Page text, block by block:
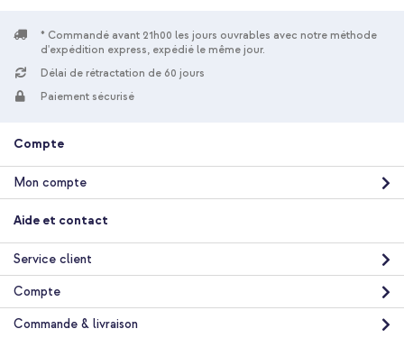
Acheter
Livraison
gratuite
MagSafe Apple iPhone 14 Pro - Nude + Wireless Charger USB-C
- Chargeur MagSafe sans fil - 1 mètre - Blanc
* Commandé avant 21h00 les jours ouvrables avec notre méthode
d'expédition express, expédié le même jour.
Délai de rétractation de 60 jours
Paiement sécurisé
Compte
Mon compte
Aide et contact
Service client
Compte
Commande & livraison